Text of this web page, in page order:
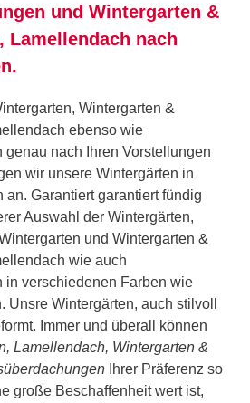
und Wintergarten &
Lamellendach nach
Wintergarten &
ebenso wie
nach Ihren Vorstellungen
wir unsere Wintergärten in
an. Garantiert garantiert fündig
Auswahl der Wintergärten,
und Wintergarten &
wie auch
in verschiedenen Farben wie
Unsre Wintergärten, auch stilvoll
Immer und überall können
Lamellendach, Wintergarten &
Ihrer Präferenz so
große Beschaffenheit wert ist,